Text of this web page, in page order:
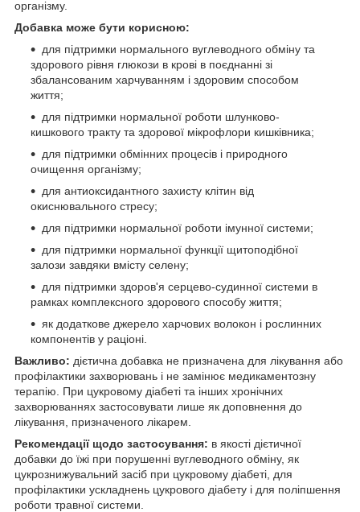
організму.
Добавка може бути корисною:
для підтримки нормального вуглеводного обміну та
здорового рівня глюкози в крові в поєднанні зі
збалансованим харчуванням і здоровим способом
життя;
для підтримки нормальної роботи шлунково-
кишкового тракту та здорової мікрофлори кишківника;
для підтримки обмінних процесів і природного
очищення організму;
для антиоксидантного захисту клітин від
окиснювального стресу;
для підтримки нормальної роботи імунної системи;
для підтримки нормальної функції щитоподібної
залози завдяки вмісту селену;
для підтримки здоров'я серцево-судинної системи в
рамках комплексного здорового способу життя;
як додаткове джерело харчових волокон і рослинних
компонентів у раціоні.
Важливо: дієтична добавка не призначена для лікування або
профілактики захворювань і не замінює медикаментозну
терапію. При цукровому діабеті та інших хронічних
захворюваннях застосовувати лише як доповнення до
лікування, призначеного лікарем.
Рекомендації щодо застосування: в якості дієтичної
добавки до їжі при порушенні вуглеводного обміну, як
цукрознижувальний засіб при цукровому діабеті, для
профілактики ускладнень цукрового діабету і для поліпшення
роботи травної системи.